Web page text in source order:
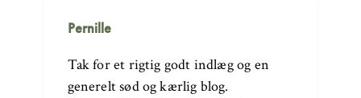
Pernille
Tak for et rigtig godt indlæg og en
generelt sød og kærlig blog.